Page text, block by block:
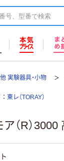
実験器具・小物
東レ（TORAY）
（R）